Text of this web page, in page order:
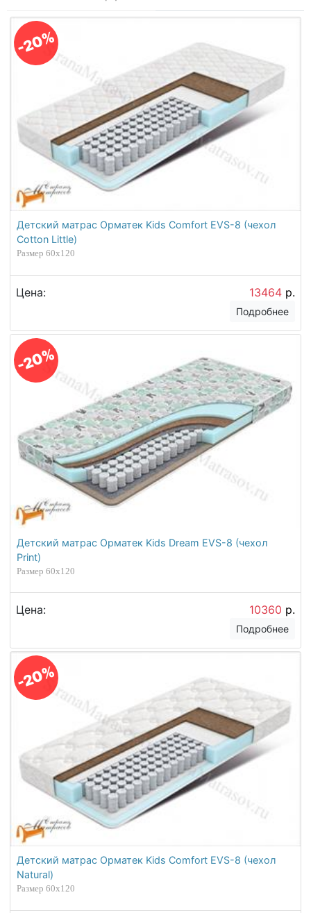
-20%
Детский матрас Орматек Kids Comfort EVS-8 (чехол
Cotton Little)
Размер 60х120
Цена: 13464 р.
Подробнее
-20%
Детский матрас Орматек Kids Dream EVS-8 (чехол
Print)
Размер 60х120
Цена: 10360 р.
Подробнее
-20%
Детский матрас Орматек Kids Comfort EVS-8 (чехол
Natural)
Размер 60х120